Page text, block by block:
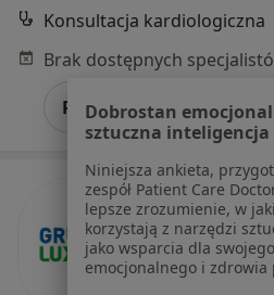
Konsultacja kardiologiczna
Pokaż profil
Dobrostan
sztuczna inteligencja
Niniejsza ankieta,
zespół Patient Care
lepsze zrozumienie, w
korzystają z narzędzi
jako wsparcia dla
emocjonalnego i zdrowia